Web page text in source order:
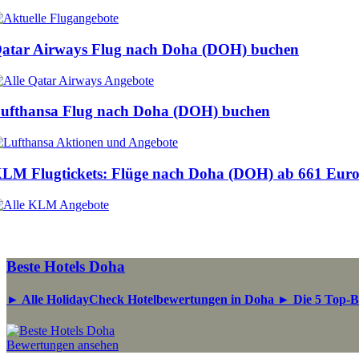
Airways Flug nach Doha (DOH) buchen
Flug nach Doha (DOH) buchen
Flugtickets: Flüge nach Doha (DOH) ab 661 Euro
Beste Hotels Doha
► Alle HolidayCheck Hotelbewertungen in Doha ► Die 5 Top-
Bewertungen ansehen